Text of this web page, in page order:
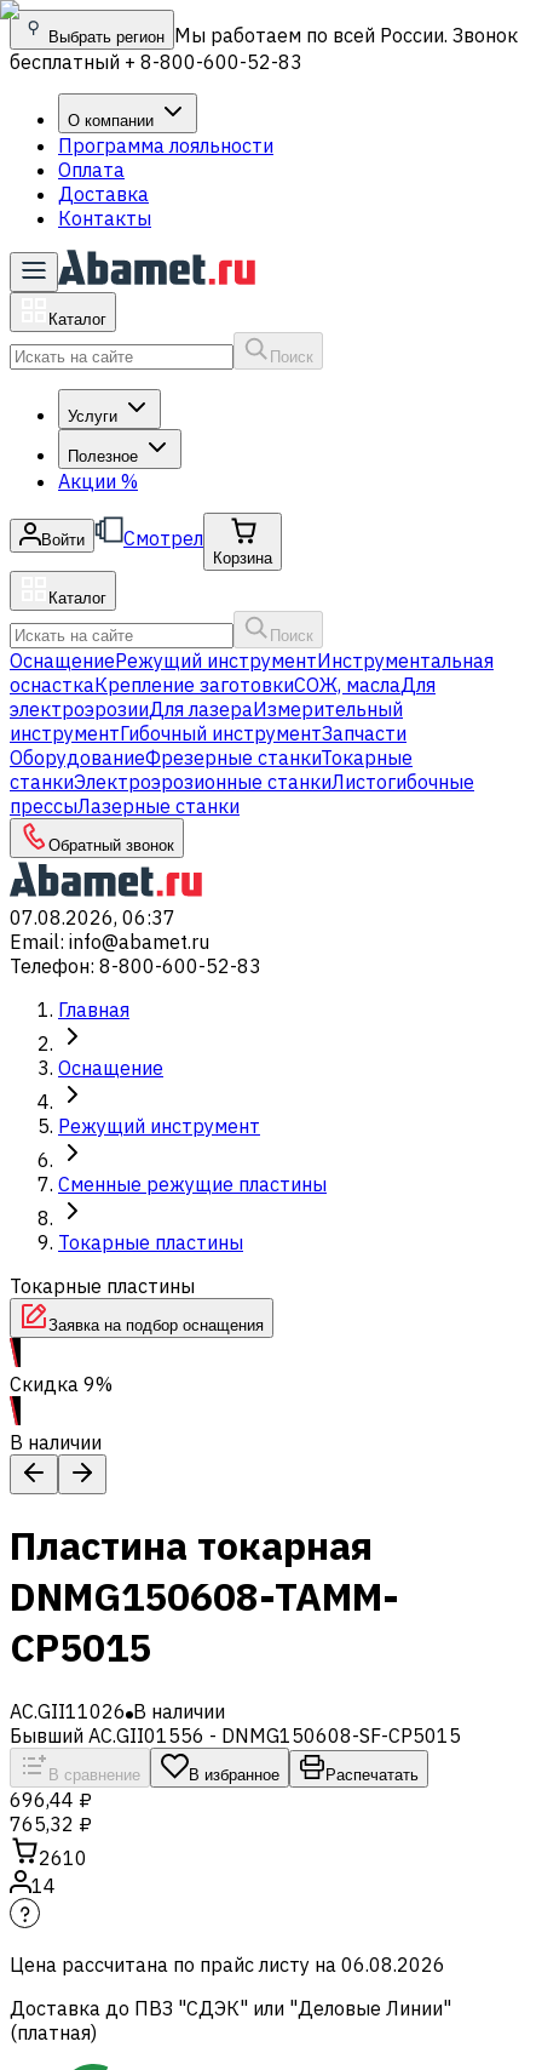
Выбрать регион Мы работаем по всей России. Звонок
бесплатный + 8-800-600-52-83
О компании
Программа лояльности
Оплата
Доставка
Контакты
Каталог
Поиск
Услуги
Полезное
Акции %
Войти Смотрел
Корзина
Каталог
Поиск
ОснащениеРежущий инструментИнструментальная
оснасткаКрепление заготовкиСОЖ, маслаДля
электроэрозииДля лазераИзмерительный
инструментГибочный инструментЗапчасти
ОборудованиеФрезерные станкиТокарные
станкиЭлектроэрозионные станкиЛистогибочные
прессыЛазерные станки
Обратный звонок
07.08.2026, 06:37
Email: info@abamet.ru
Телефон: 8-800-600-52-83
Главная
Оснащение
Режущий инструмент
Сменные режущие пластины
Токарные пластины
Токарные пластины
Заявка на подбор оснащения
Скидка 9%
В наличии
Пластина токарная
DNMG150608-TAMM-
CP5015
AC.GII11026 В наличии
Бывший AC.GII01556 - DNMG150608-SF-CP5015
В сравнение В избранное Распечатать
696,44 ₽
765,32 ₽
2610
14
Цена рассчитана по прайс листу на 06.08.2026
Доставка до ПВЗ "СДЭК" или "Деловые Линии"
(платная)